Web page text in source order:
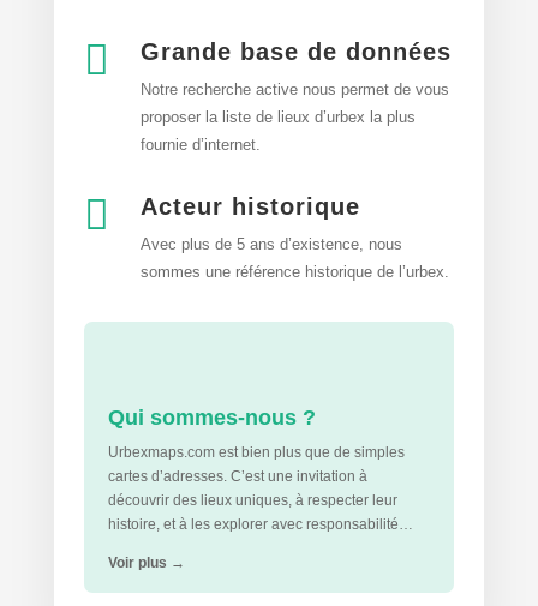
 Grande base de données
Notre recherche active nous permet de vous
proposer la liste de lieux d’urbex la plus
fournie d’internet.
 Acteur historique
Avec plus de 5 ans d’existence, nous
sommes une référence historique de l’urbex.
Qui sommes-nous ?
Urbexmaps.com est bien plus que de simples
cartes d’adresses. C’est une invitation à
découvrir des lieux uniques, à respecter leur
histoire, et à les explorer avec responsabilité…
Voir plus →